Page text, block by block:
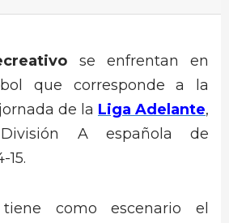
se enfrentan en
que corresponde a la
de la Liga Adelante,
A española de
15.
como escenario el